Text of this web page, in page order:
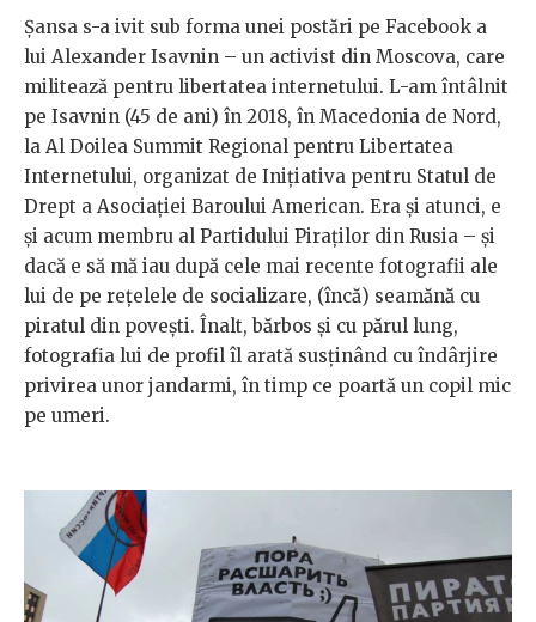
Șansa s-a ivit sub forma unei postări pe Facebook a
lui Alexander Isavnin – un activist din Moscova, care
militează pentru libertatea internetului. L-am întâlnit
pe Isavnin (45 de ani) în 2018, în Macedonia de Nord,
la Al Doilea Summit Regional pentru Libertatea
Internetului, organizat de Inițiativa pentru Statul de
Drept a Asociației Baroului American. Era și atunci, e
și acum membru al Partidului Piraților din Rusia – și
dacă e să mă iau după cele mai recente fotografii ale
lui de pe rețelele de socializare, (încă) seamănă cu
piratul din povești. Înalt, bărbos și cu părul lung,
fotografia lui de profil îl arată susținând cu îndârjire
privirea unor jandarmi, în timp ce poartă un copil mic
pe umeri.